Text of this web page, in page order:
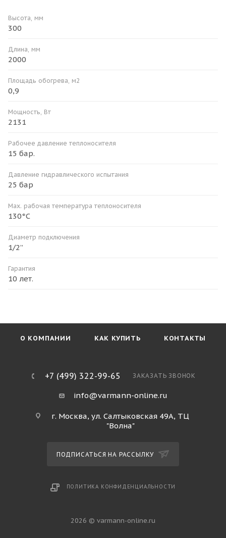
Высота, мм
300
Длина, мм
2000
Площадь обогрева, м2
0,9
Мощность, Вт
2131
Рабочее давление теплоносителя
15 бар.
Давление гидравлического испытания
25 бар
Мax. рабочая температура теплоносителя
130°С
Диаметр подключения
1/2”
Гарантия
10 лет.
О КОМПАНИИ КАК КУПИТЬ КОНТАКТЫ
+7 (499) 322-99-65 ЗАКАЗАТЬ ЗВОНОК
info@varmann-online.ru
г. Москва, ул. Салтыковская 49А, ТЦ
"Волна"
ПОДПИСАТЬСЯ НА РАССЫЛКУ
ПОЛИТИКА КОНФИДЕНЦИАЛЬНОСТИ
2026 © varmann-online.ru